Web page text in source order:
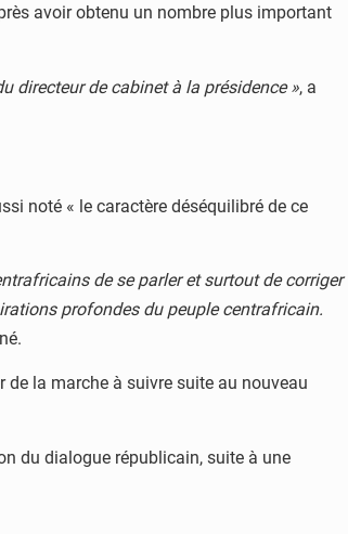
avoir obtenu un nombre plus important
directeur de cabinet à la présidence », a
noté « le caractère déséquilibré de ce
de se parler et surtout de corriger
profondes du peuple centrafricain.
de la marche à suivre suite au nouveau
du dialogue républicain, suite à une